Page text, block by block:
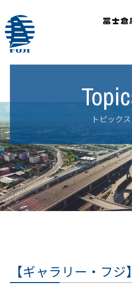
トピックス
【ギャラリー・フジ】